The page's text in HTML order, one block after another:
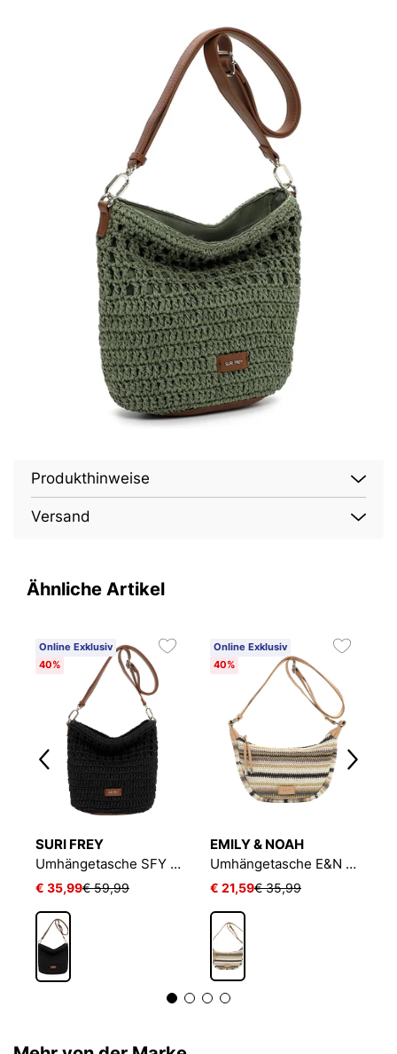
Produkthinweise
Versand
Ähnliche Artikel
Online Exklusiv
40%
SURI FREY
Umhängetasche SFY Marley
€ 35,99€ 59,99
Online Exklusiv
40%
EMILY & NOAH
Umhängetasche E&N Bayonne RUE 09
€ 21,59€ 35,99